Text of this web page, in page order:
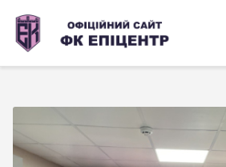
ОФІЦІЙНИЙ САЙТ
ОФІЦІЙНИЙ САЙТ ФК
Новини